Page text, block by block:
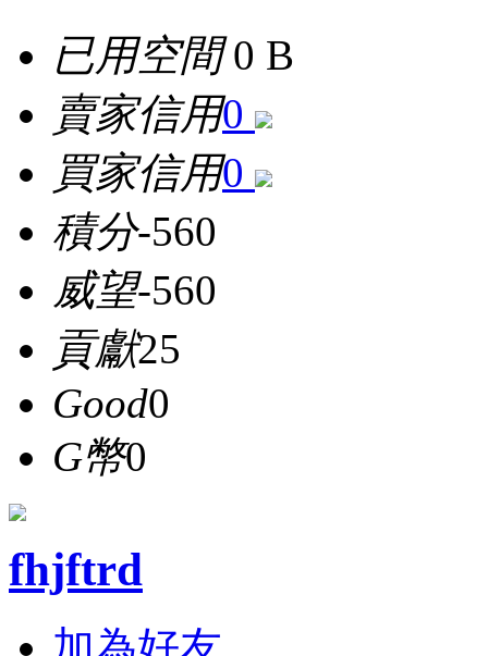
已用空間0 B
賣家信用0
買家信用0
積分-560
威望-560
貢獻25
Good0
G幣0
fhjftrd